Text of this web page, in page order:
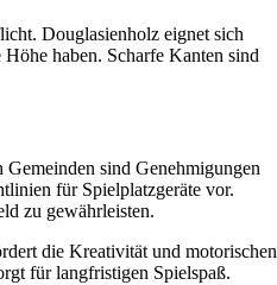
Douglasienholz eignet sich
haben. Scharfe Kanten sind
sind Genehmigungen
für Spielplatzgeräte vor.
zu gewährleisten.
die Kreativität und motorischen
für langfristigen Spielspaß.